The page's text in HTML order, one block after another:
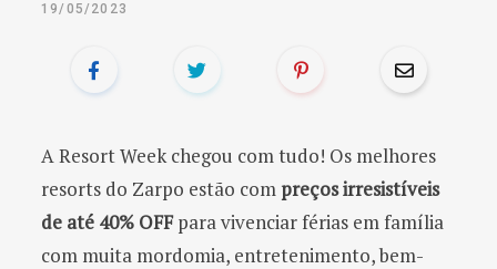
19/05/2023
A Resort Week chegou com tudo! Os melhores
resorts do Zarpo estão com preços irresistíveis
de até 40% OFFpara vivenciar férias em família
com muita mordomia, entretenimento, bem-